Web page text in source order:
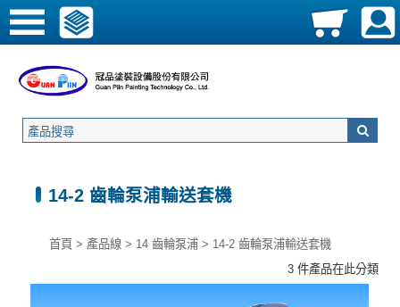
14-2 齒輪泵浦輸送套機
首頁 > 產品線 > 14 齒輪泵浦 > 14-2 齒輪泵浦輸送套機
3 件產品在此分類